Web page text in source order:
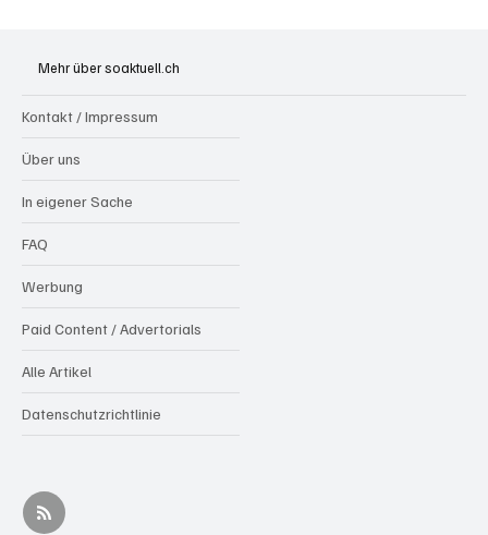
Mehr über soaktuell.ch
Kontakt / Impressum
Über uns
In eigener Sache
FAQ
Werbung
Paid Content / Advertorials
Alle Artikel
Datenschutzrichtlinie